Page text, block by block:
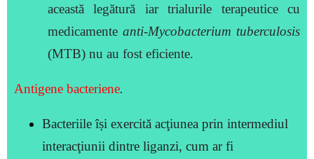
această legătură iar trialurile terapeutice cu
medicamente anti-Mycobacterium tuberculosis
(MTB) nu au fost eficiente.
Antigene bacteriene.
Bacteriile își exercită acţiunea prin intermediul
interacţiunii dintre liganzi, cum ar fi